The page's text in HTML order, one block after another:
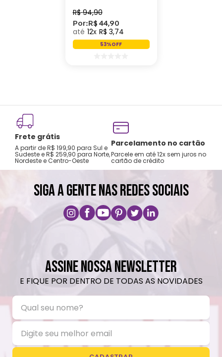
R$ 94,90
Por:R$ 44,90
12 R$ 3,74
53%OFF
Frete grátis
A partir de R$ 199,90 para Sul e
Sudeste e R$ 259,90 para Norte,
Nordeste e Centro-Oeste
Parcelamento no cartão
Parcele em até 12x sem juros no
cartão de crédito
SIGA A GENTE NAS REDES SOCIAIS
ASSINE NOSSA NEWSLETTER
E FIQUE POR DENTRO DE TODAS AS NOVIDADES